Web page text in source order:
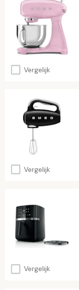
Vergelijk
Vergelijk
Vergelijk